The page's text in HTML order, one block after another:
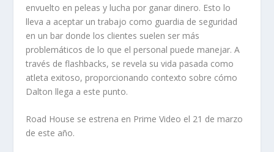
envuelto en peleas y lucha por ganar dinero. Esto lo
lleva a aceptar un trabajo como guardia de seguridad
en un bar donde los clientes suelen ser más
problemáticos de lo que el personal puede manejar. A
través de flashbacks, se revela su vida pasada como
atleta exitoso, proporcionando contexto sobre cómo
Dalton llega a este punto.
Road House se estrena en Prime Video el 21 de marzo
de este año.